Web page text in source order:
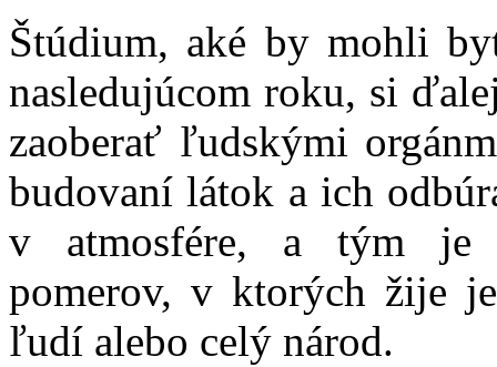
Štúdium, aké by mohli
nasledujúcom roku, si
zaoberať ľudskými
budovaní látok a ich
v atmosfére, a tým je
pomerov, v ktorých žije
ľudí alebo celý národ.